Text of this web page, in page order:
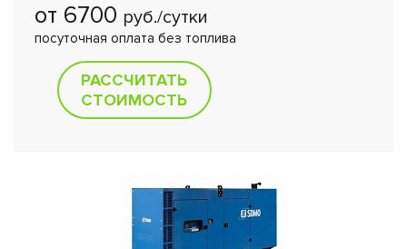
от 6700 руб./сутки
посуточная оплата без топлива
РАССЧИТАТЬ
СТОИМОСТЬ